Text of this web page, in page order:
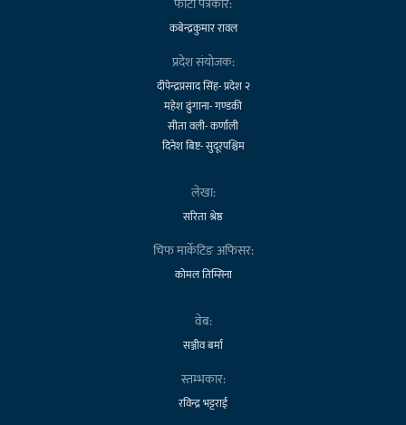
कबेन्द्रकुमार रावल
प्रदेश संयोजक:
दीपेन्द्रप्रसाद सिंह- प्रदेश २
महेश ढुंगाना- गण्डकी
सीता वली- कर्णाली
दिनेश बिष्ट- सुदूरपश्चिम
लेखा:
सरिता श्रेष्ठ
चिफ मार्केटिङ अफिसर:
कोमल तिम्सिना
वेब:
सञ्जीव बर्मा
स्तम्भकार:
रविन्द्र भट्टराई